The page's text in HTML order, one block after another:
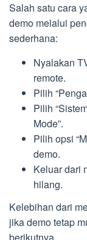
Salah satu cara
demo melalui
sederhana:
Nyalakan
remote.
Pilih
Pilih
Mode”.
Pilih opsi
demo.
Keluar dari
hilang.
Kelebihan dari
jika demo tetap
berikutnya.